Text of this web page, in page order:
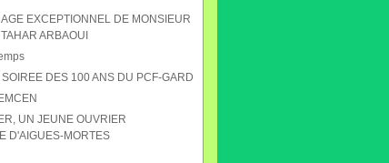
EXCEPTIONNEL DE MONSIEUR
ARBAOUI
DES 100 ANS DU PCF-GARD
UN JEUNE OUVRIER
D'AIGUES-MORTES